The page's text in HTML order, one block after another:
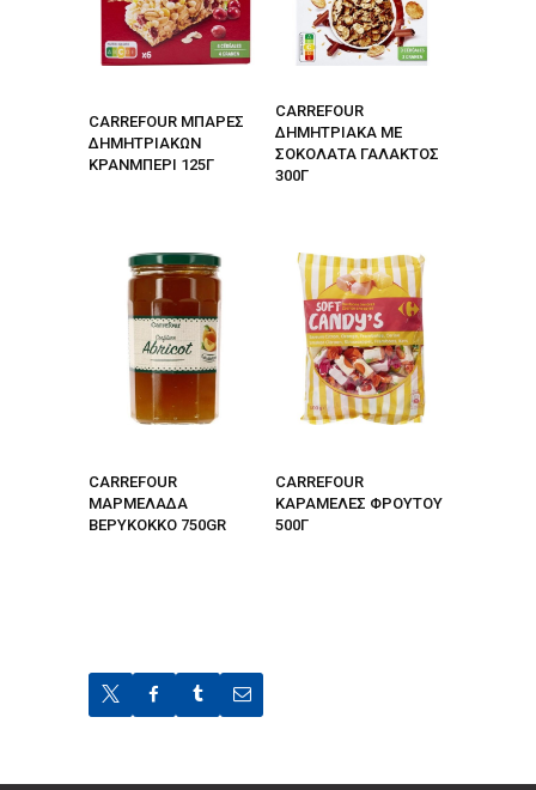
CARREFOUR ΜΠΑΡΕΣ
ΔΗΜΗΤΡΙΑΚΩΝ
ΚΡΑΝΜΠΕΡΙ 125Γ
CARREFOUR
ΔΗΜΗΤΡΙΑΚA ME
ΣΟΚΟΛΑΤΑ ΓΑΛΑΚΤΟΣ
300Γ
CARREFOUR
ΜΑΡΜΕΛΑΔΑ
ΒΕΡΥΚΟΚΚΟ 750GR
CARREFOUR
ΚΑΡΑΜΕΛΕΣ ΦΡΟΥΤΟΥ
500Γ